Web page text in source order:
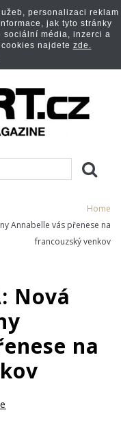
Home
Annabelle vás přenese na
francouzský venkov
Nová
na
personalizaci reklam
jak tyto stránky
sociální média, inzerci a
najdete zde.